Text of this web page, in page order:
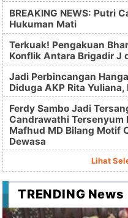
BREAKING NEWS: Putri
Hukuman Mati
Terkuak! Pengakuan
Konflik Antara Brigadir J
Jadi Perbincangan
Diduga AKP Rita Yuliana,
Ferdy Sambo Jadi
Candrawathi Tersenyum
Mafhud MD Bilang Motif
Dewasa
Lihat
TRENDING News